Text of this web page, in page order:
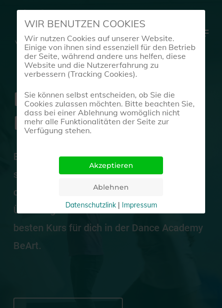
main
content
Menu
Dance Academy
BeArt
Erlebe die belebende und
selbstbewusstseinsfördernde Bewegung
des Tanzes.
Überzeuge dich selbst und wähle den
besten Kurs für dich in der Dance Academy
BeArt.
WIR BENUTZEN COOKIES
Wir nutzen Cookies auf unserer Website.
Einige von ihnen sind essenziell für den Betrieb
der Seite, während andere uns helfen, diese
Website und die Nutzererfahrung zu
verbessern (Tracking Cookies).
Sie können selbst entscheiden, ob Sie die
Cookies zulassen möchten. Bitte beachten Sie,
dass bei einer Ablehnung womöglich nicht
mehr alle Funktionalitäten der Seite zur
Verfügung stehen.
Datenschutzlink | Impressum